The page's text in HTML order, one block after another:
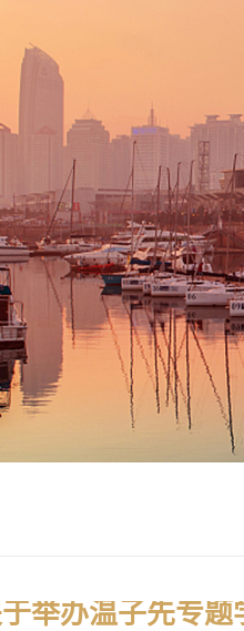
举办温子先专